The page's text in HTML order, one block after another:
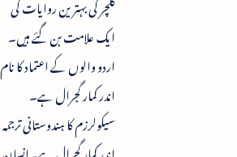
ایک علامت بن گئے ہیں۔
اردو والوں کے اعتماد کا نام
اندر کمار گجرال ہے۔
سیکولرزم کا ہندوستانی ترجمہ